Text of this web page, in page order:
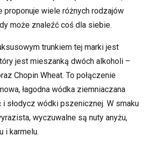
proponuje wiele różnych rodzajów
może znaleźć coś dla siebie.
trunkiem tej marki jest
jest mieszanką dwóch alkoholi –
Chopin Wheat. To połączenie
łagodna wódka ziemniaczana
i słodycz wódki pszenicznej. W smaku
wyczuwalne są nuty anyżu,
i karmelu.